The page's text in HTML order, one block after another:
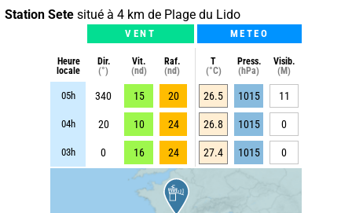
Station Sete situé à 4 km de Plage du Lido
VENT METEO
Heure
locale
Dir.
(°)
Vit.
(nd)
Raf.
(nd)
T
(°C)
Press.
(hPa)
Visib.
(M)
05h 340 15 20 26.5 1015 11
04h 20 10 24 26.8 1015 0
03h 0 16 24 27.4 1015 0